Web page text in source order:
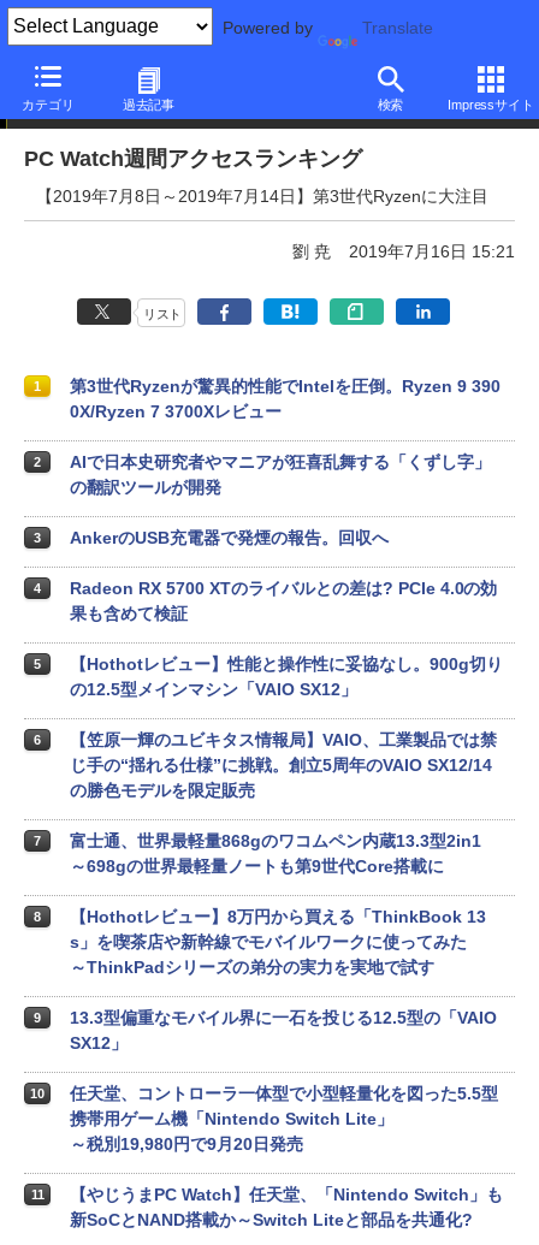
Powered by Translate
カテゴリ 過去記事 検索 Impressサイト
PC Watch週間アクセスランキング
PC Watch週間アクセスランキング
【2019年7月8日～2019年7月14日】第3世代Ryzenに大注目
劉 尭 2019年7月16日 15:21
リスト
1
第3世代Ryzenが驚異的性能でIntelを圧倒。Ryzen 9 390
0X/Ryzen 7 3700Xレビュー
2
AIで日本史研究者やマニアが狂喜乱舞する「くずし字」
の翻訳ツールが開発
3 AnkerのUSB充電器で発煙の報告。回収へ
4
Radeon RX 5700 XTのライバルとの差は? PCIe 4.0の効
果も含めて検証
5
【Hothotレビュー】性能と操作性に妥協なし。900g切り
の12.5型メインマシン「VAIO SX12」
6
【笠原一輝のユビキタス情報局】VAIO、工業製品では禁
じ手の“揺れる仕様”に挑戦。創立5周年のVAIO SX12/14
の勝色モデルを限定販売
7
富士通、世界最軽量868gのワコムペン内蔵13.3型2in1
～698gの世界最軽量ノートも第9世代Core搭載に
8
【Hothotレビュー】8万円から買える「ThinkBook 13
s」を喫茶店や新幹線でモバイルワークに使ってみた
～ThinkPadシリーズの弟分の実力を実地で試す
9
13.3型偏重なモバイル界に一石を投じる12.5型の「VAIO
SX12」
10
任天堂、コントローラ一体型で小型軽量化を図った5.5型
携帯用ゲーム機「Nintendo Switch Lite」
～税別19,980円で9月20日発売
11
【やじうまPC Watch】任天堂、「Nintendo Switch」も
新SoCとNAND搭載か～Switch Liteと部品を共通化?